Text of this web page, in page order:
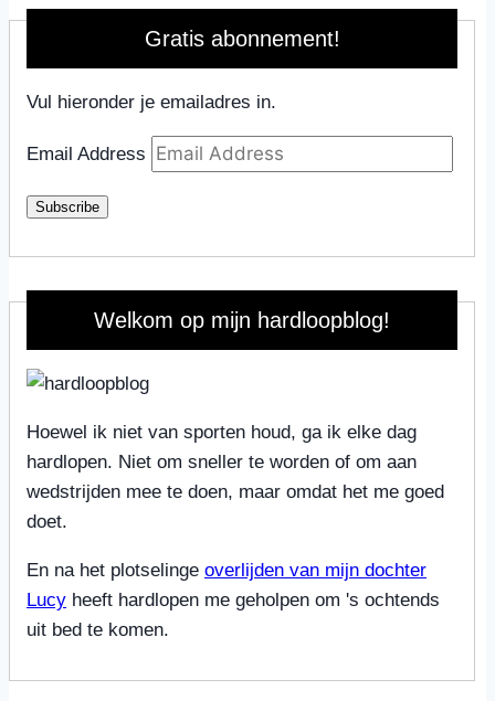
Gratis abonnement!
Vul hieronder je emailadres in.
Email Address
Subscribe
Welkom op mijn hardloopblog!
Hoewel ik niet van sporten houd, ga ik elke dag
hardlopen. Niet om sneller te worden of om aan
wedstrijden mee te doen, maar omdat het me goed
doet.
En na het plotselinge overlijden van mijn dochter
Lucy heeft hardlopen me geholpen om 's ochtends
uit bed te komen.